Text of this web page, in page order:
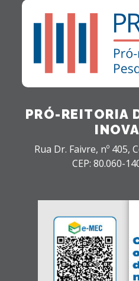
PRÓ-REITORIA
Rua Dr. Faivre, nº 405,
CEP: 80.060-